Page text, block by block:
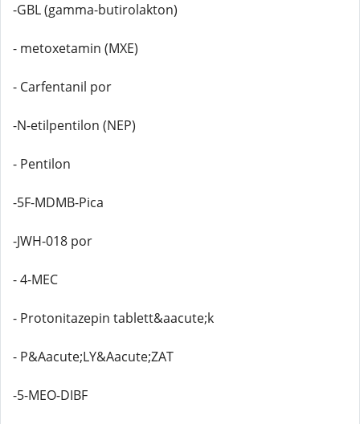
-GBL (gamma-butirolakton)
- metoxetamin (MXE)
- Carfentanil por
-N-etilpentilon (NEP)
- Pentilon
-5F-MDMB-Pica
-JWH-018 por
- 4-MEC
- Protonitazepin tablett&aacute;k
- P&Aacute;LY&Aacute;ZAT
-5-MEO-DIBF